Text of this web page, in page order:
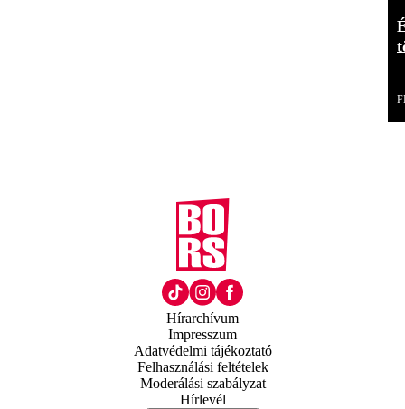
Hírarchívum
Impresszum
Adatvédelmi tájékoztató
Felhasználási feltételek
Moderálási szabályzat
Hírlevél